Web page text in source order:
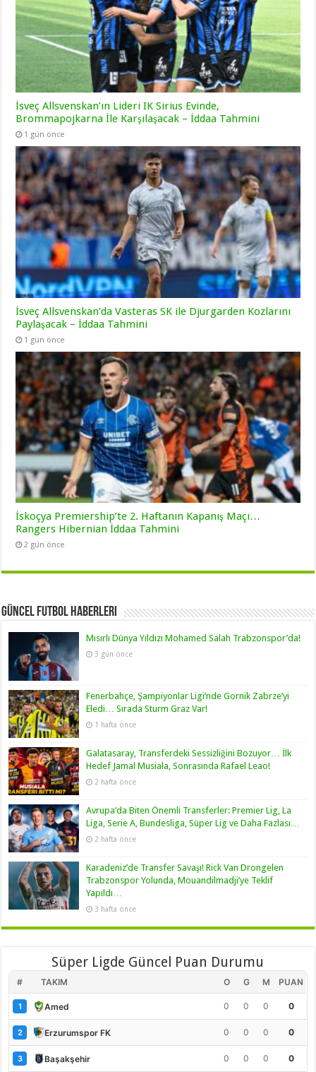
İsveç Allsvenskan’ın Lideri IK Sirius Evinde,
Brommapojkarna İle Karşılaşacak – İddaa Tahmini
1 gün önce
İsveç Allsvenskan’da Vasteras SK ile Djurgarden Kozlarını
Paylaşacak – İddaa Tahmini
1 gün önce
İskoçya Premiership’te 2. Haftanın Kapanış Maçı…
Rangers Hibernian İddaa Tahmini
2 gün önce
Güncel Futbol Haberleri
Mısırlı Dünya Yıldızı Mohamed Salah Trabzonspor’da!
3 gün önce
Fenerbahçe, Şampiyonlar Ligi’nde Gornik Zabrze’yi
Eledi… Sırada Sturm Graz Var!
1 hafta önce
Galatasaray, Transferdeki Sessizliğini Bozuyor… İlk
Hedef Jamal Musiala, Sonrasında Rafael Leao!
2 hafta önce
Avrupa’da Biten Önemli Transferler: Premier Lig, La
Liga, Serie A, Bundesliga, Süper Lig ve Daha Fazlası…
2 hafta önce
Karadeniz’de Transfer Savaşı! Rick Van Drongelen
Trabzonspor Yolunda, Mouandilmadji’ye Teklif
Yapıldı…
3 hafta önce
Süper Ligde Güncel Puan Durumu
# TAKIM O G M PUAN
1 Amed 0 0 0 0
2 Erzurumspor FK 0 0 0 0
3 Başakşehir 0 0 0 0